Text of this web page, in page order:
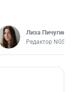
Лиза Пичугина
Редактор